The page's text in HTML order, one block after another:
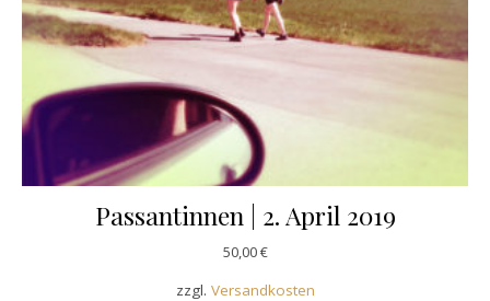
Passantinnen | 2. April 2019
50,00€
zzgl. Versandkosten